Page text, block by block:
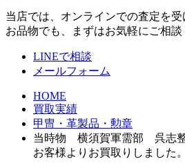
当店では、オンラインでの査定を
お品物でも、まずはお気軽にご相談
LINEで相談
メールフォーム
HOME
買取実績
甲冑・革製品・勲章
当時物 横須賀軍需部 呉志
お客様よりお買取りしました。